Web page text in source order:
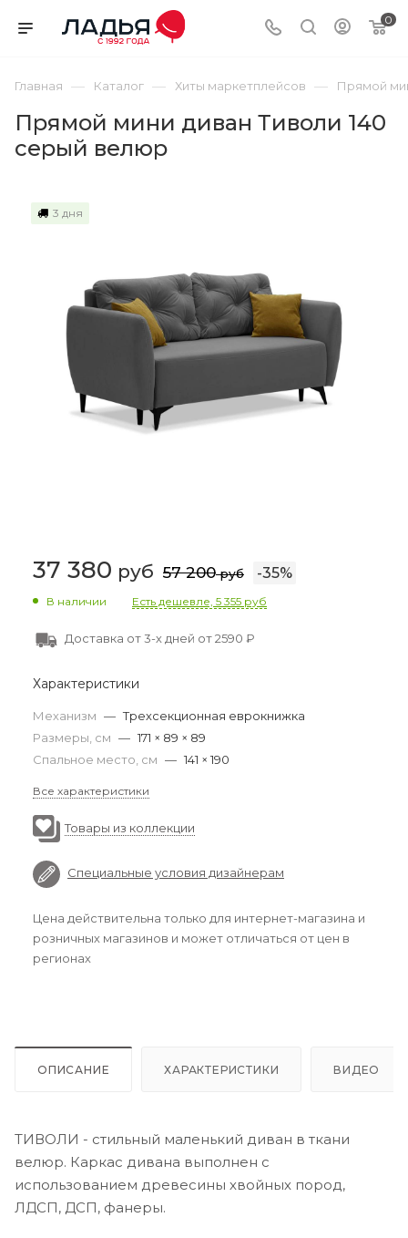
0
Главная — Каталог — Хиты маркетплейсов — Прямой
Прямой мини диван Тиволи 140
cерый велюр
3 дня
37 380 руб 57 200руб -35%
В наличии Есть дешевле, 5 355 руб
Доставка от 3-х дней от 2590 ₽
Характеристики
Механизм — Трехсекционная еврокнижка
Размеры, см — 171 × 89 × 89
Спальное место, см — 141 × 190
Все характеристики
Товары из коллекции
Специальные условия дизайнерам
Цена действительна только для интернет-магазина и
розничных магазинов и может отличаться от цен в
регионах
ОПИСАНИЕ ХАРАКТЕРИСТИКИ ВИДЕО
ТИВОЛИ - стильный маленький диван в ткани
велюр. Каркас дивана выполнен с
использованием древесины хвойных пород,
ЛДСП, ДСП, фанеры.